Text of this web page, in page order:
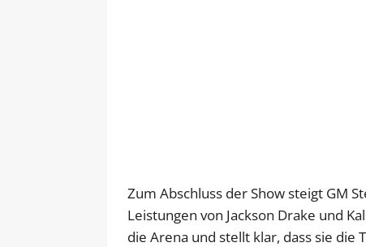
Zum Abschluss der Show steigt GM
Leistungen von Jackson Drake und
die Arena und stellt klar, dass sie die